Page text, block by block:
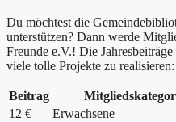
Du möchtest die
unterstützen? Dann werde
Freunde e.V.! Die
viele tolle Projekte zu realisieren:
Beitrag
12 €
Erwachsene